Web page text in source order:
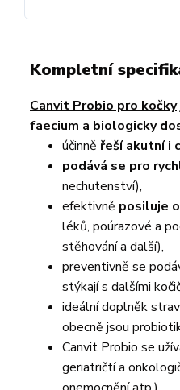
Kompletní
Canvit Probio pro kočky
faecium a biologicky
účinně řeší akutní i
podává se pro
nechutenství),
efektivně posiluje
léků, poúrazové a
stěhování a další),
preventivně se
stýkají s dalšími
ideální doplněk
obecně jsou
Canvit Probio se
geriatričtí a